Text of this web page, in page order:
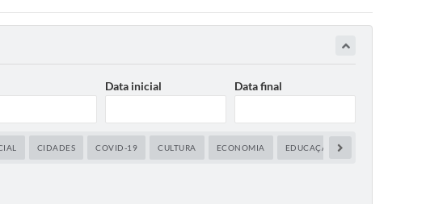
Data inicial Data final
CIDADES COVID-19 CULTURA ECONOMIA EDUCAÇÃO